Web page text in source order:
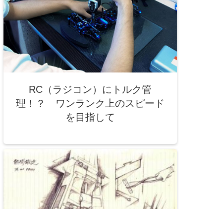
RC（ラジコン）にトルク管
理！？ ワンランク上のスピード
を目指して